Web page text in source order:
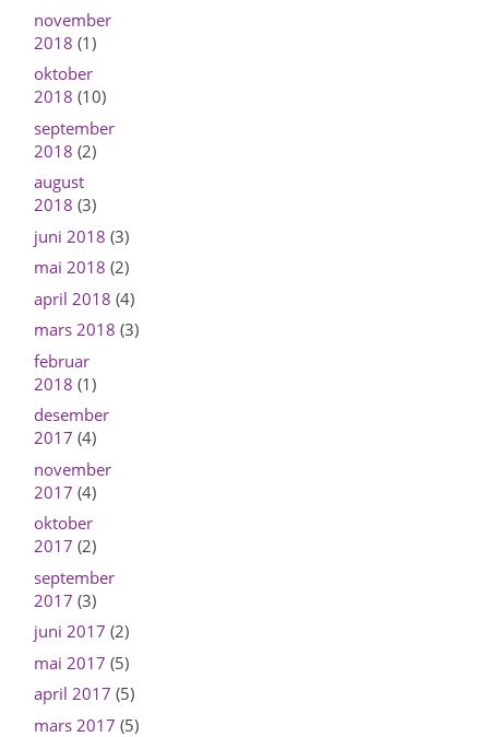
november
2018 (1)
oktober
2018 (10)
september
2018 (2)
august
2018 (3)
juni 2018 (3)
mai 2018 (2)
april 2018 (4)
mars 2018 (3)
februar
2018 (1)
desember
2017 (4)
november
2017 (4)
oktober
2017 (2)
september
2017 (3)
juni 2017 (2)
mai 2017 (5)
april 2017 (5)
mars 2017 (5)